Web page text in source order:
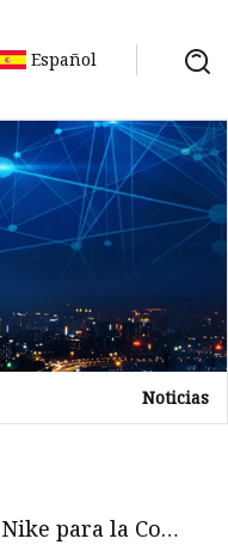
Español
Noticias
para la Copa